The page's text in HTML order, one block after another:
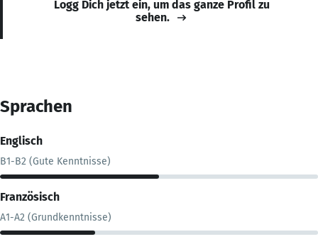
Logg Dich jetzt ein, um das ganze Profil zu
sehen.
Sprachen
Englisch
B1-B2 (Gute Kenntnisse)
Französisch
A1-A2 (Grundkenntnisse)